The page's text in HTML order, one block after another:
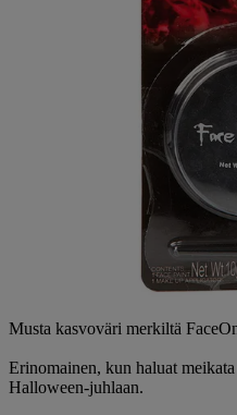
Musta kasvoväri merkiltä
Erinomainen, kun haluat
Halloween-juhlaan.